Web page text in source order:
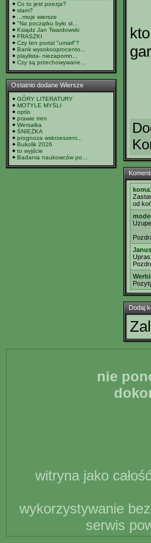
Co to jest poezja?
slam?
...moje wiersze
"Na początku było sł...
Ksiądz Jan Twardowski
FRASZKI
Czy ten portal "umarł"?
Bank wysokooprocento...
playlista- niezapomn...
Czy są przechowywane...
Ostatnio dodane Wiersze
GÓRY LITERATURY
MOTYLE MYŚLI
optio
prawie tren
Wersalka
ŚNIEŻKA
prognoza wskrzeszeni...
Bukolik 2026
to wyjście
Badania naukowców po...
od
Dodaj
nie
witryna jako
wykorzystywanie
serwis